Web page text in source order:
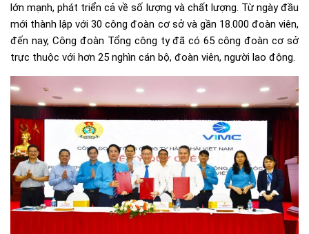
lớn mạnh, phát triển cả về số lượng và chất lượng. Từ ngày đầu
mới thành lập với 30 công đoàn cơ sở và gần 18.000 đoàn viên,
đến nay, Công đoàn Tổng công ty đã có 65 công đoàn cơ sở
trực thuộc với hơn 25 nghìn cán bộ, đoàn viên, người lao động.